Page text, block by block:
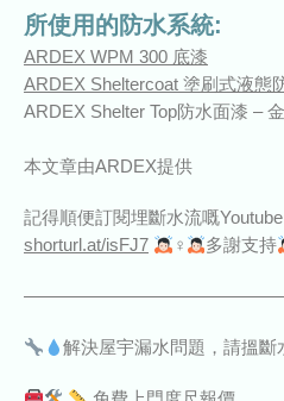
所使用的防水系統:
ARDEX WPM 300 底漆
ARDEX Sheltercoat 塗刷式液態
ARDEX Shelter Top防水面漆 –
本文章由ARDEX提供
記得順便訂閱埋斷水流嘅Youtube
shorturl.at/isFJ7
‍♀‍ 多謝支持
解決屋宇漏水問題，請搵斷